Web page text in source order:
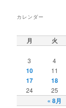
カレンダー
月 火
« 8月
3 4
10
11
17
18
24
25